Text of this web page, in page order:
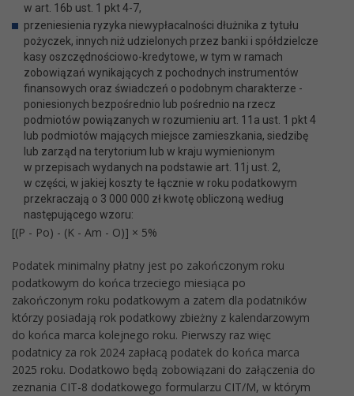
w art. 16b ust. 1 pkt 4-7,
przeniesienia ryzyka niewypłacalności dłużnika z tytułu
pożyczek, innych niż udzielonych przez banki i spółdzielcze
kasy oszczędnościowo-kredytowe, w tym w ramach
zobowiązań wynikających z pochodnych instrumentów
finansowych oraz świadczeń o podobnym charakterze -
poniesionych bezpośrednio lub pośrednio na rzecz
podmiotów powiązanych w rozumieniu art. 11a ust. 1 pkt 4
lub podmiotów mających miejsce zamieszkania, siedzibę
lub zarząd na terytorium lub w kraju wymienionym
w przepisach wydanych na podstawie art. 11j ust. 2,
w części, w jakiej koszty te łącznie w roku podatkowym
przekraczają o 3 000 000 zł kwotę obliczoną według
następującego wzoru:
[(P - Po) - (K - Am - O)] × 5%
Podatek minimalny płatny jest po zakończonym roku
podatkowym do końca trzeciego miesiąca po
zakończonym roku podatkowym a zatem dla podatników
którzy posiadają rok podatkowy zbieżny z kalendarzowym
do końca marca kolejnego roku. Pierwszy raz więc
podatnicy za rok 2024 zapłacą podatek do końca marca
2025 roku. Dodatkowo będą zobowiązani do załączenia do
zeznania CIT-8 dodatkowego formularzu CIT/M, w którym